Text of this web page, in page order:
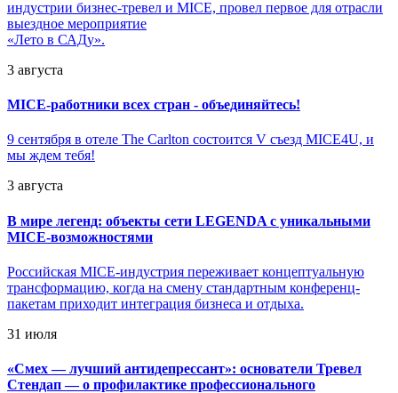
индустрии бизнес-тревел и MICE, провел первое для отрасли
выездное мероприятие
«Лето в САДу».
3 августа
MICE-работники всех стран - объединяйтесь!
9 сентября в отеле The Carlton состоится V съезд MICE4U, и
мы ждем тебя!
3 августа
В мире легенд: объекты сети LEGENDA с уникальными
MICE-возможностями
Российская MICE-индустрия переживает концептуальную
трансформацию, когда на смену стандартным конференц-
пакетам приходит интеграция бизнеса и отдыха.
31 июля
«Смех — лучший антидепрессант»: основатели Тревел
Стендап — о профилактике профессионального